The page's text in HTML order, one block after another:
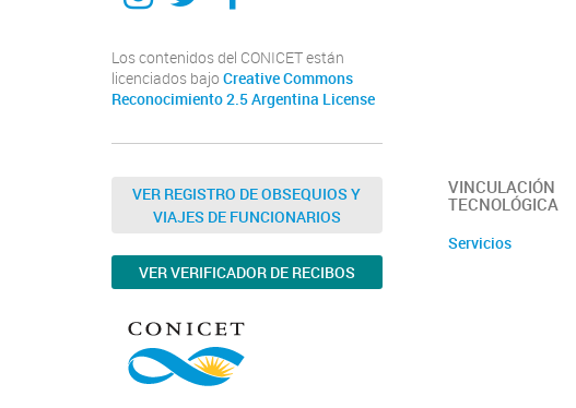
Los contenidos del CONICET están
licenciados bajo Creative Commons
Reconocimiento 2.5 Argentina License
VER REGISTRO DE OBSEQUIOS Y
VIAJES DE FUNCIONARIOS
VER VERIFICADOR DE RECIBOS
VINCULACIÓN
TECNOLÓGICA
Servicios